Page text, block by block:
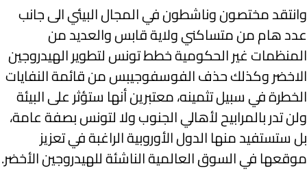
وانتقد مختصون وناشطون في المجال البيئي الى جانب
عدد هام من متساكني ولاية قابس والعديد من
المنظمات غير الحكومية خطط تونس لتطوير الهيدروجين
الاخضر وكذلك حذف الفوسفوجيبس من قائمة النفايات
الخطرة في سبيل تثمينه، معتبرين أنها ستؤثر على البيئة
ولن تدر بالمرابيح لأهالي الجنوب ولا لتونس بصفة عامة،
بل ستستفيد منها الدول الأوروبية الراغبة في تعزيز
موقعها في السوق العالمية الناشئة للهيدروجين الأخضر.